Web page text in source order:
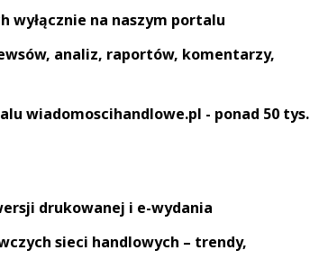
wyłącznie na naszym portalu
analiz, raportów, komentarzy,
wiadomoscihandlowe.pl - ponad 50 tys.
drukowanej i e-wydania
sieci handlowych – trendy,